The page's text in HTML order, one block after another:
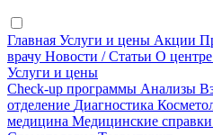
Главная Услуги и цены Акции
врачу Новости / Статьи О центре
Услуги и цены
Check-up программы Анализы
отделение Диагностика
медицина Медицинские справки